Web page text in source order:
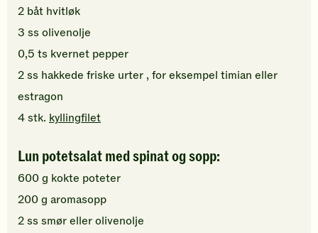
2 båt hvitløk
3 ss olivenolje
0,5 ts kvernet pepper
2ss hakkede friske urter , for eksempel timian eller
estragon
4stk. kyllingfilet
Lun potetsalat med spinat og sopp:
600g kokte poteter
200g aromasopp
2ss smøreller olivenolje